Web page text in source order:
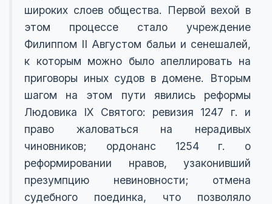
широких слоев общества. Первой вехой в
этом процессе стало учреждение
Филиппом II Августом бальи и сенешалей,
к которым можно было апеллировать на
приговоры иных судов в домене. Вторым
шагом на этом пути явились реформы
Людовика IX Святого: ревизия 1247 г. и
право жаловаться на нерадивых
чиновников; ордонанс 1254 г. о
реформировании нравов, узаконивший
презумпцию невиновности; отмена
судебного поединка, что позволяло